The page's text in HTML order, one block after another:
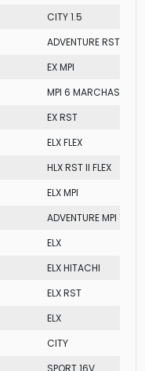
CITY 1.5
ADVENTURE RST
EX MPI
MPI 6 MARCHAS
EX RST
ELX FLEX
HLX RST II FLEX
ELX MPI
ADVENTURE MPI 16V
ELX
ELX HITACHI
ELX RST
ELX
CITY